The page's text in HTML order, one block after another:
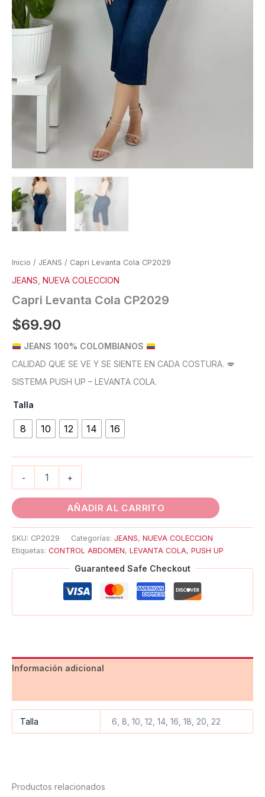
Inicio / JEANS / Capri Levanta Cola CP2029
JEANS NUEVA COLECCION
Capri Levanta Cola CP2029
$69.90
JEANS 100% COLOMBIANOS
CALIDAD QUE SE VE Y SE SIENTE EN CADA COSTURA. 💋
SISTEMA PUSH UP – LEVANTA COLA.
Talla
8 10 12 14 16
- +
AÑADIR AL CARRITO
SKU: CP2029 Categorías: JEANS, NUEVA COLECCION
Etiquetas: CONTROL ABDOMEN, LEVANTA COLA, PUSH UP
Guaranteed Safe Checkout
Información adicional
Talla 6, 8, 10, 12, 14, 16, 18, 20, 22
Productos relacionados